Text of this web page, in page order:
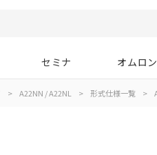
セミナ オムロ
> A22NN / A22NL > 形式仕様一覧 >